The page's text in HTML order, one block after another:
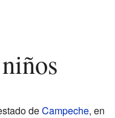
deCampeche, en